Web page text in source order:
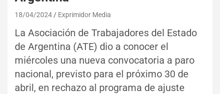
18/04/2024 Exprimidor Media
La Asociación de Trabajadores del Estado
de Argentina (ATE) dio a conocer el
miércoles una nueva convocatoria a paro
nacional, previsto para el próximo 30 de
abril, en rechazo al programa de ajuste